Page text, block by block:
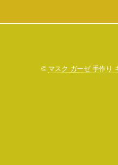
© マスク ガーゼ 手作り